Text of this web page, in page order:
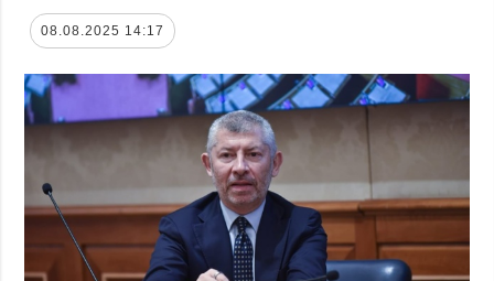
Política
Economía
Defensa
Sociedad y
Cultura
Crimen
Desastres y
privacidad y
protección de
datos personales
08.08.2025 14:17